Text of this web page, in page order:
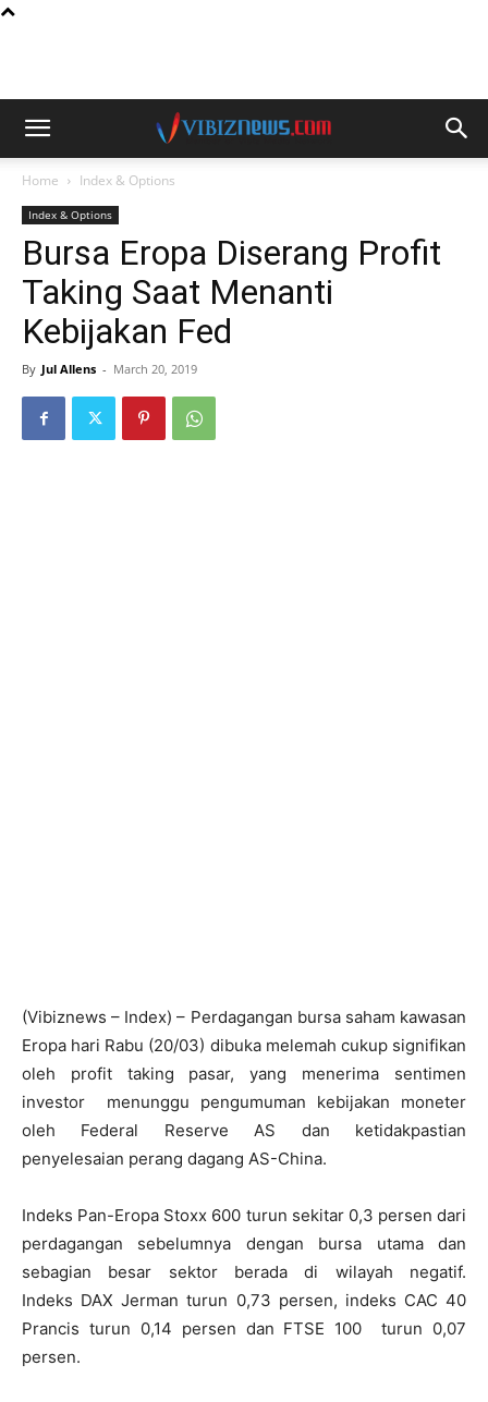
Home Index & Options
Index & Options
Bursa Eropa Diserang Profit
Taking Saat Menanti
Kebijakan Fed
By Jul Allens - March 20, 2019
(Vibiznews – Index) – Perdagangan bursa saham kawasan
Eropa hari Rabu (20/03) dibuka melemah cukup signifikan
oleh profit taking pasar, yang menerima sentimen
investor menunggu pengumuman kebijakan moneter
oleh Federal Reserve AS dan ketidakpastian
penyelesaian perang dagang AS-China.
Indeks Pan-Eropa Stoxx 600 turun sekitar 0,3 persen dari
perdagangan sebelumnya dengan bursa utama dan
sebagian besar sektor berada di wilayah negatif.
Indeks DAX Jerman turun 0,73 persen, indeks CAC 40
Prancis turun 0,14 persen dan FTSE 100 turun 0,07
persen.